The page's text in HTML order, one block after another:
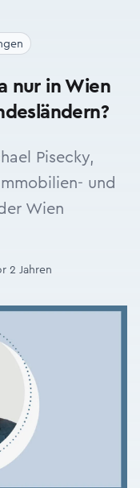
nur in Wien
Pisecky,
und
Wien
2 Jahren